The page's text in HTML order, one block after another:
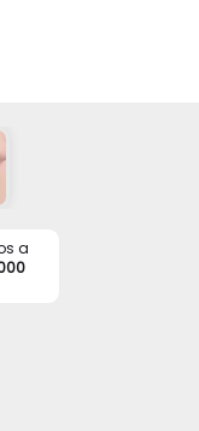
a